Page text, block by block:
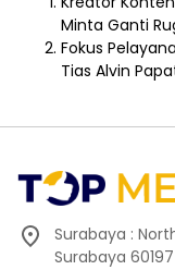
Minta Ganti
Fokus
Tias Alvin
Surabaya :
Surabaya 60197